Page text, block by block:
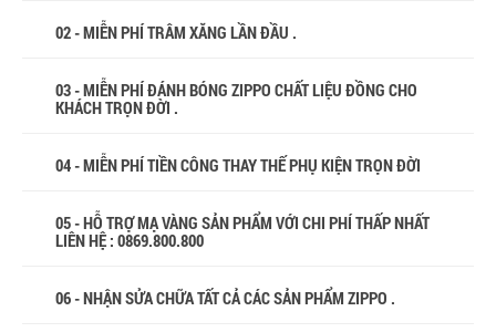
02 - MIỄN PHÍ TRÂM XĂNG LẦN ĐẦU .
03 - MIỄN PHÍ ĐÁNH BÓNG ZIPPO CHẤT LIỆU ĐỒNG CHO
KHÁCH TRỌN ĐỜI .
04 - MIỄN PHÍ TIỀN CÔNG THAY THẾ PHỤ KIỆN TRỌN ĐỜI
05 - HỖ TRỢ MẠ VÀNG SẢN PHẨM VỚI CHI PHÍ THẤP NHẤT
LIÊN HỆ : 0869.800.800
06 - NHẬN SỬA CHỮA TẤT CẢ CÁC SẢN PHẨM ZIPPO .